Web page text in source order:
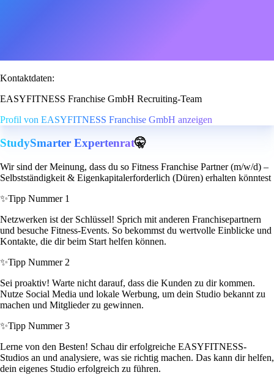
Kontaktdaten:
EASYFITNESS Franchise GmbH Recruiting-Team
Profil von EASYFITNESS Franchise GmbH anzeigen
StudySmarter Expertenrat🤫
Wir sind der Meinung, dass du so Fitness Franchise Partner (m/w/d) –
Selbstständigkeit & Eigenkapitalerforderlich (Düren) erhalten könntest
✨Tipp Nummer 1
Netzwerken ist der Schlüssel! Sprich mit anderen Franchisepartnern
und besuche Fitness-Events. So bekommst du wertvolle Einblicke und
Kontakte, die dir beim Start helfen können.
✨Tipp Nummer 2
Sei proaktiv! Warte nicht darauf, dass die Kunden zu dir kommen.
Nutze Social Media und lokale Werbung, um dein Studio bekannt zu
machen und Mitglieder zu gewinnen.
✨Tipp Nummer 3
Lerne von den Besten! Schau dir erfolgreiche EASYFITNESS-
Studios an und analysiere, was sie richtig machen. Das kann dir helfen,
dein eigenes Studio erfolgreich zu führen.